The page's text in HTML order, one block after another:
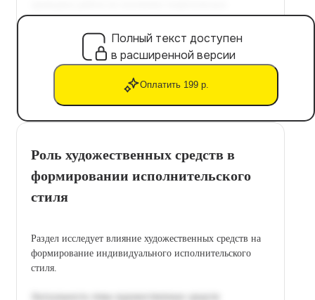
Полный текст доступен
в расширенной версии
Оплатить 199 р.
Роль художественных средств в
формировании исполнительского
стиля
Раздел исследует влияние художественных средств на
формирование индивидуального исполнительского
стиля.